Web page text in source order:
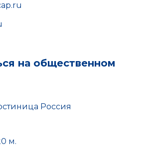
на общественном
Россия
м.